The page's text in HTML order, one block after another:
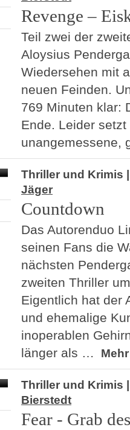
Revenge –
Teil zwei der
Aloysius
Wiedersehen mit
neuen Feinden.
769 Minuten klar:
Ende. Leider
Thriller und Krimis
Jäger
Countdown
Das Autorenduo
seinen Fans die
nächsten
zweiten Thriller
Eigentlich hat der
und ehemalige
inoperablen
länger als …
Thriller und Krimis
Bierstedt
Fear - Grab